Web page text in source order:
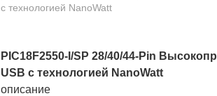
с технологией NanoWatt
PIC18F2550-I/SP 28/40/44-Pin
USB с технологией NanoWatt
описание